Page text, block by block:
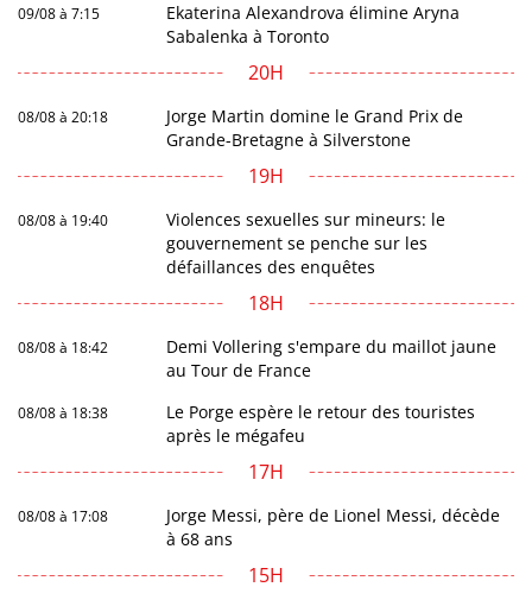
09/08 à 7:15
Ekaterina Alexandrova élimine Aryna
Sabalenka à Toronto
20H
08/08 à 20:18
Jorge Martin domine le Grand Prix de
Grande-Bretagne à Silverstone
19H
08/08 à 19:40
Violences sexuelles sur mineurs: le
gouvernement se penche sur les
défaillances des enquêtes
18H
08/08 à 18:42
Demi Vollering s'empare du maillot jaune
au Tour de France
08/08 à 18:38
Le Porge espère le retour des touristes
après le mégafeu
17H
08/08 à 17:08
Jorge Messi, père de Lionel Messi, décède
à 68 ans
15H